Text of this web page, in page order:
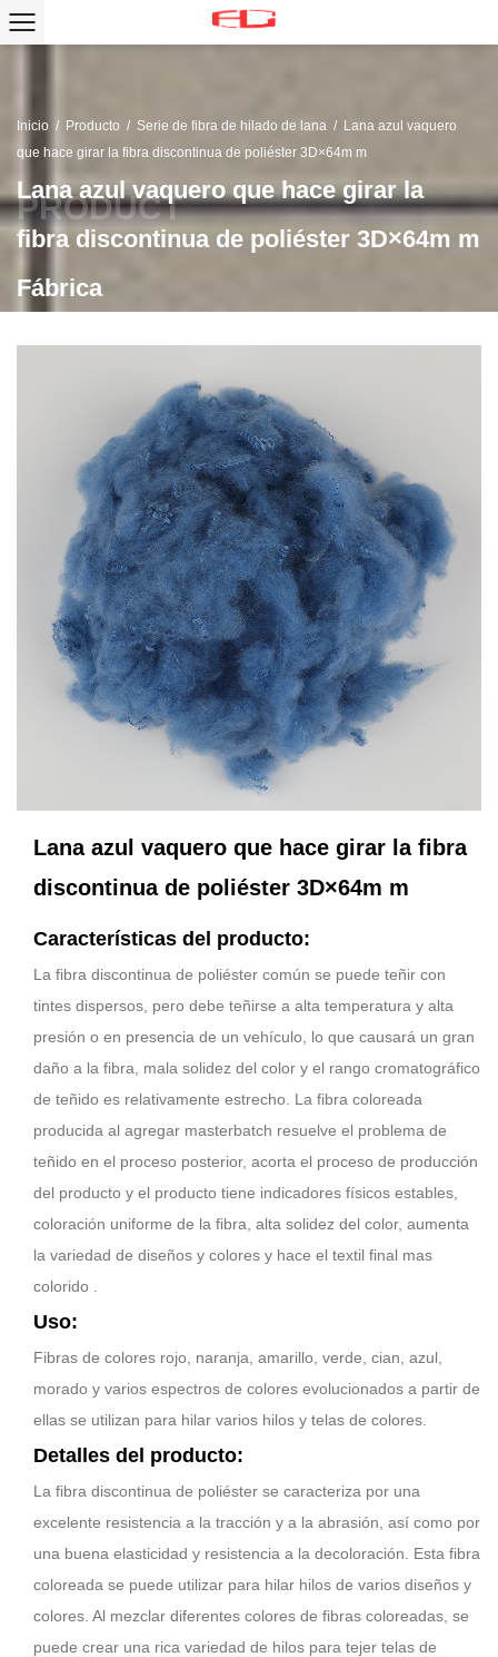
Inicio / Producto / Serie de fibra de hilado de lana / Lana azul vaquero
que hace girar la fibra discontinua de poliéster 3D×64m m
Lana azul vaquero que hace girar la
fibra discontinua de poliéster 3D×64m m
Fábrica
Lana azul vaquero que hace girar la fibra
discontinua de poliéster 3D×64m m
Características del producto:
La fibra discontinua de poliéster común se puede teñir con
tintes dispersos, pero debe teñirse a alta temperatura y alta
presión o en presencia de un vehículo, lo que causará un gran
daño a la fibra, mala solidez del color y el rango cromatográfico
de teñido es relativamente estrecho. La fibra coloreada
producida al agregar masterbatch resuelve el problema de
teñido en el proceso posterior, acorta el proceso de producción
del producto y el producto tiene indicadores físicos estables,
coloración uniforme de la fibra, alta solidez del color, aumenta
la variedad de diseños y colores y hace el textil final mas
colorido .
Uso:
Fibras de colores rojo, naranja, amarillo, verde, cian, azul,
morado y varios espectros de colores evolucionados a partir de
ellas se utilizan para hilar varios hilos y telas de colores.
Detalles del producto:
La fibra discontinua de poliéster se caracteriza por una
excelente resistencia a la tracción y a la abrasión, así como por
una buena elasticidad y resistencia a la decoloración. Esta fibra
coloreada se puede utilizar para hilar hilos de varios diseños y
colores. Al mezclar diferentes colores de fibras coloreadas, se
puede crear una rica variedad de hilos para tejer telas de